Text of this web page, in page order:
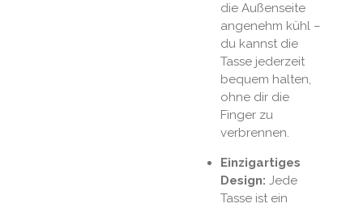
die Außenseite
angenehm kühl –
du kannst die
Tasse jederzeit
bequem halten,
ohne dir die
Finger zu
verbrennen.
Einzigartiges
Design: Jede
Tasse ist ein